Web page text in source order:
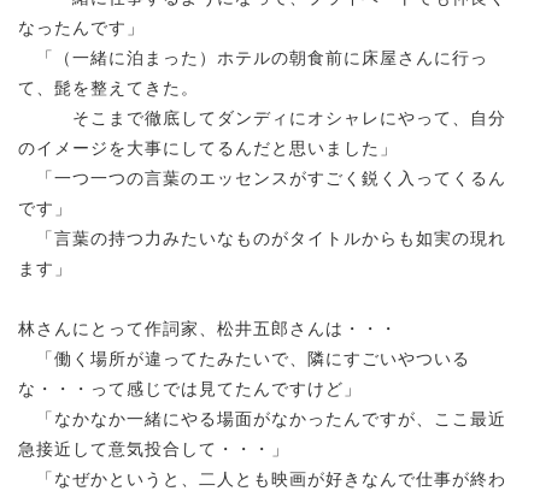
なったんです」
「（一緒に泊まった）ホテルの朝食前に床屋さんに行っ
て、髭を整えてきた。
そこまで徹底してダンディにオシャレにやって、自分
のイメージを大事にしてるんだと思いました」
「一つ一つの言葉のエッセンスがすごく鋭く入ってくるん
です」
「言葉の持つ力みたいなものがタイトルからも如実の現れ
ます」
林さんにとって作詞家、松井五郎さんは・・・
「働く場所が違ってたみたいで、隣にすごいやついる
な・・・って感じでは見てたんですけど」
「なかなか一緒にやる場面がなかったんですが、ここ最近
急接近して意気投合して・・・」
「なぜかというと、二人とも映画が好きなんで仕事が終わ